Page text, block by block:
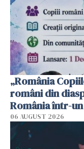
„România
români din
România într-
06 AUGUST 2026